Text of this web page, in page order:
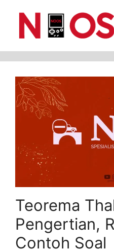
Teorema
Pengertian,
Contoh Soal